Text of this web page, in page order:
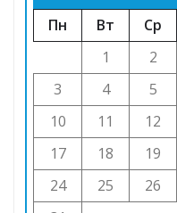
Пн
Вт Ср
1
2
3
4 5
10
11 12
17
18 19
24
25 26